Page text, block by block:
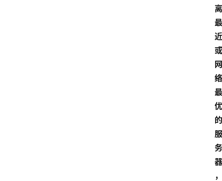
离
最
近
或
网
络
最
优
的
服
务
器
，